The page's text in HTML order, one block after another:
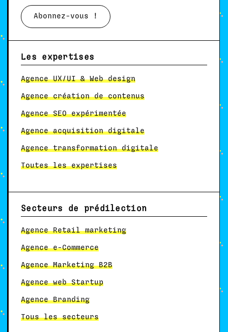
Abonnez-vous !
Les expertises
Agence UX/UI & Web design
Agence création de contenus
Agence SEO expérimentée
Agence acquisition digitale
Agence transformation digitale
Toutes les expertises
Secteurs de prédilection
Agence Retail marketing
Agence e-Commerce
Agence Marketing B2B
Agence web Startup
Agence Branding
Tous les secteurs